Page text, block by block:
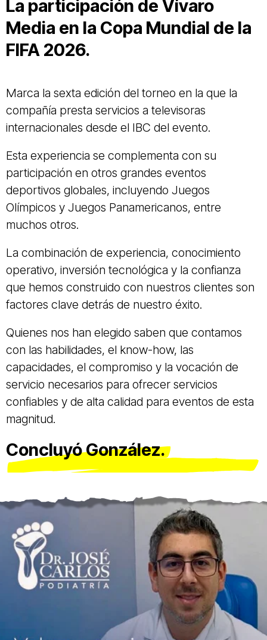
La participación de Vívaro
Media en la Copa Mundial de la
FIFA 2026.
Marca la sexta edición del torneo en la que la
compañía presta servicios a televisoras
internacionales desde el IBC del evento.
Esta experiencia se complementa con su
participación en otros grandes eventos
deportivos globales, incluyendo Juegos
Olímpicos y Juegos Panamericanos, entre
muchos otros.
La combinación de experiencia, conocimiento
operativo, inversión tecnológica y la confianza
que hemos construido con nuestros clientes son
factores clave detrás de nuestro éxito.
Quienes nos han elegido saben que contamos
con las habilidades, el know-how, las
capacidades, el compromiso y la vocación de
servicio necesarios para ofrecer servicios
confiables y de alta calidad para eventos de esta
magnitud.
Concluyó González.